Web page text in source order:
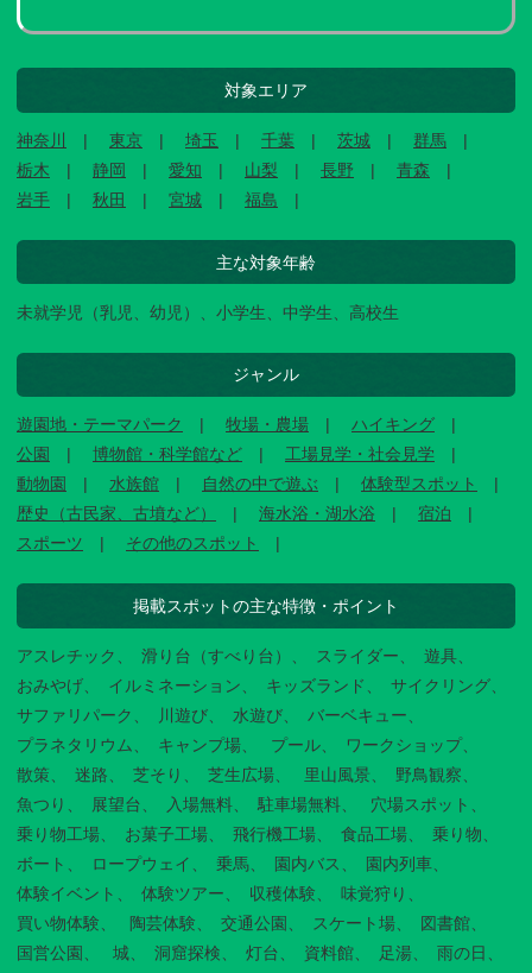
対象エリア
神奈川 東京 埼玉 千葉 茨城
群馬
栃木
静岡 愛知 山梨 長野
青森
岩手
秋田 宮城 福島
主な対象年齢
未就学児（乳児、幼児）、小学生、中学生、高校生
ジャンル
遊園地・テーマパーク 牧場・農場
ハイキング
公園
博物館・科学館など
工場見学・社会見学
動物園
水族館 自然の中で遊ぶ
体験型スポット
歴史（古民家、古墳など）
海水浴・湖水浴
宿泊
スポーツ
その他のスポット
掲載スポットの主な特徴・ポイント
アスレチック 滑り台（すべり台） スライダー
遊具
おみやげ
イルミネーション キッズランド
サイクリング
サファリパーク
川遊び 水遊び
バーベキュー
プラネタリウム
キャンプ場 プール
ワークショップ
散策
迷路 芝そり 芝生広場 里山風景
野鳥観察
魚つり
展望台 入場無料 駐車場無料
穴場スポット
乗り物工場
お菓子工場 飛行機工場 食品工場
乗り物
ボート
ロープウェイ 乗馬 園内バス
園内列車
体験イベント
体験ツアー 収穫体験
味覚狩り
買い物体験
陶芸体験 交通公園 スケート場
図書館
国営公園
城 洞窟探検 灯台 資料館 足湯 雨の日